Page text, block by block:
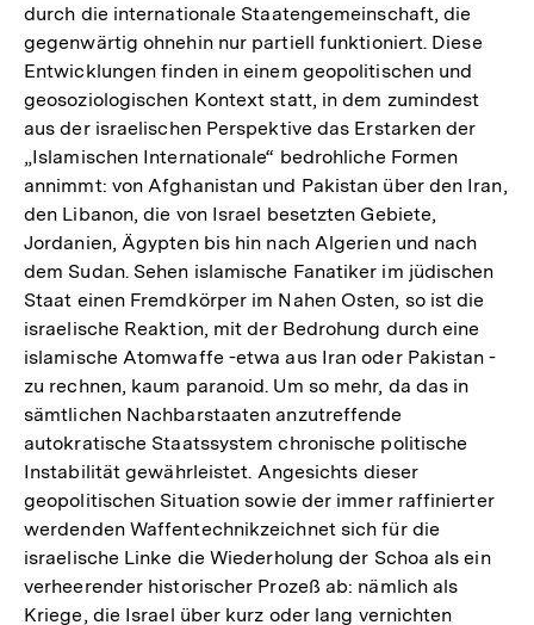
durch die internationale Staatengemeinschaft, die
gegenwärtig ohnehin nur partiell funktioniert. Diese
Entwicklungen finden in einem geopolitischen und
geosoziologischen Kontext statt, in dem zumindest
aus der israelischen Perspektive das Erstarken der
„Islamischen Internationale“ bedrohliche Formen
annimmt: von Afghanistan und Pakistan über den Iran,
den Libanon, die von Israel besetzten Gebiete,
Jordanien, Ägypten bis hin nach Algerien und nach
dem Sudan. Sehen islamische Fanatiker im jüdischen
Staat einen Fremdkörper im Nahen Osten, so ist die
israelische Reaktion, mit der Bedrohung durch eine
islamische Atomwaffe -etwa aus Iran oder Pakistan -
zu rechnen, kaum paranoid. Um so mehr, da das in
sämtlichen Nachbarstaaten anzutreffende
autokratische Staatssystem chronische politische
Instabilität gewährleistet. Angesichts dieser
geopolitischen Situation sowie der immer raffinierter
werdenden Waffentechnikzeichnet sich für die
israelische Linke die Wiederholung der Schoa als ein
verheerender historischer Prozeß ab: nämlich als
Kriege, die Israel über kurz oder lang vernichten